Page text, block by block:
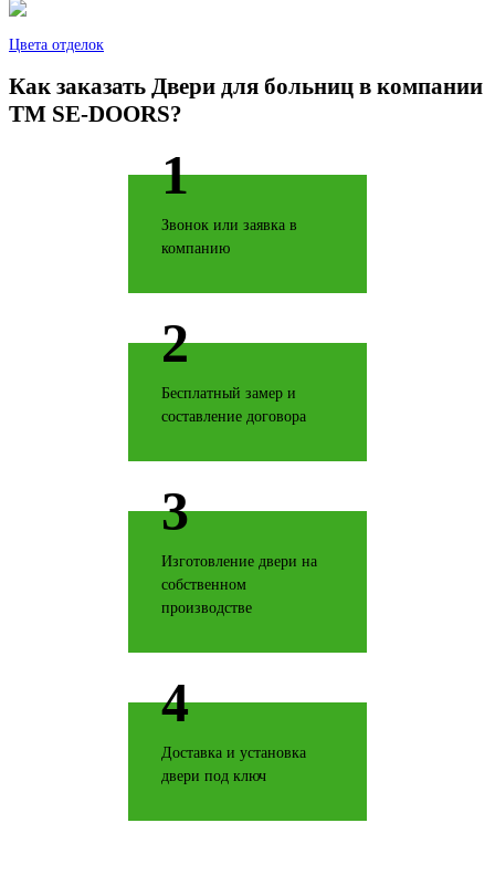
Дерево софт
Цвета отделок
Как заказать Двери для больниц в компании
TM SE-DOORS?
1
Звонок или заявка в
компанию
2
Бесплатный замер и
составление договора
3
Изготовление двери на
собственном
производстве
4
Доставка и установка
двери под ключ